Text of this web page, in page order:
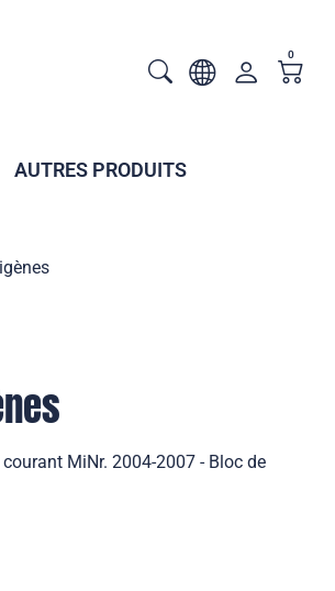
0
AUTRES PRODUITS
MiNr. 2004-2007 - Bloc de